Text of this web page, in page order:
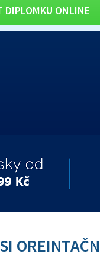
DIPLOMKU ONLINE